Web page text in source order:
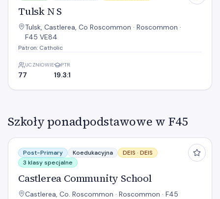
Tulsk N S
Tulsk, Castlerea, Co Roscommon · Roscommon ·
F45 VE84
Patron: Catholic
UCZNIOWIE
77
PTR
19.3:1
Szkoły ponadpodstawowe w F45
Castlerea Community School
Post-Primary Koedukacyjna DEIS · DEIS
3 klasy specjalne
Castlerea Community School
Castlerea, Co. Roscommon · Roscommon · F45